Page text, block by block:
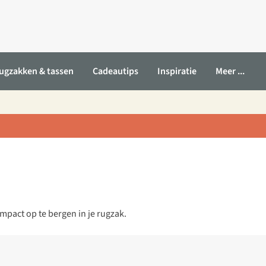
& tassen Cadeautips Inspiratie Meer ...
op te bergen in je rugzak.